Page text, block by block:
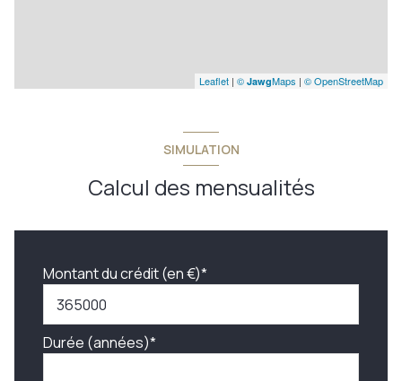
Leaflet | © JawgMaps | © OpenStreetMap
SIMULATION
Calcul des mensualités
Montant du crédit (en €)*
Durée (années)*